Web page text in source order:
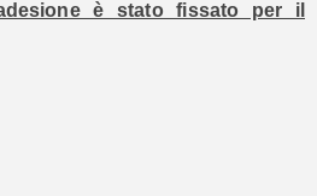
è stato fissato per il